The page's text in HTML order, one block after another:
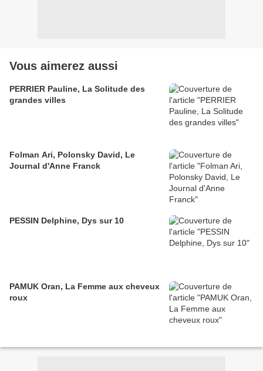
Vous aimerez aussi
PERRIER Pauline, La Solitude des
grandes villes
Folman Ari, Polonsky David, Le
Journal d'Anne Franck
PESSIN Delphine, Dys sur 10
PAMUK Oran, La Femme aux cheveux
roux